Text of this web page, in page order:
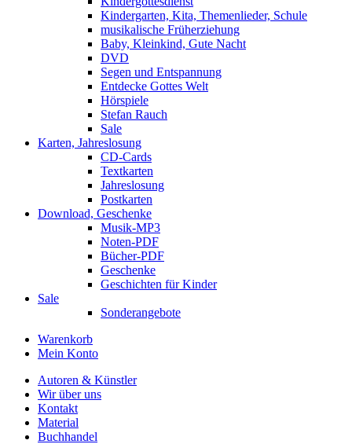
Kindergarten, Kita, Themenlieder, Schule
musikalische Früherziehung
Baby, Kleinkind, Gute Nacht
DVD
Segen und Entspannung
Entdecke Gottes Welt
Hörspiele
Stefan Rauch
Sale
Karten, Jahreslosung
CD-Cards
Textkarten
Jahreslosung
Postkarten
Download, Geschenke
Musik-MP3
Noten-PDF
Bücher-PDF
Geschenke
Geschichten für Kinder
Sale
Sonderangebote
Warenkorb
Mein Konto
Autoren & Künstler
Wir über uns
Kontakt
Material
Buchhandel